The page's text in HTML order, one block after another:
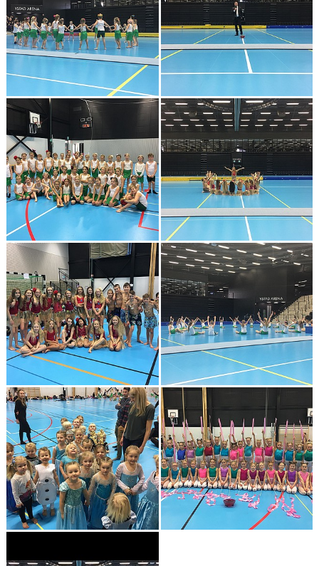
GRUPPER OCH TIDER
STÖDMEDLEM
FRÅGOR & SVAR
FUNKTIONÄRER
FRITIDSKORTET